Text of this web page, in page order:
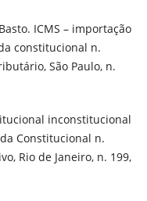
ICMS – importação
constitucional n.
São Paulo, n.
inconstitucional
Constitucional n.
Rio de Janeiro, n. 199,